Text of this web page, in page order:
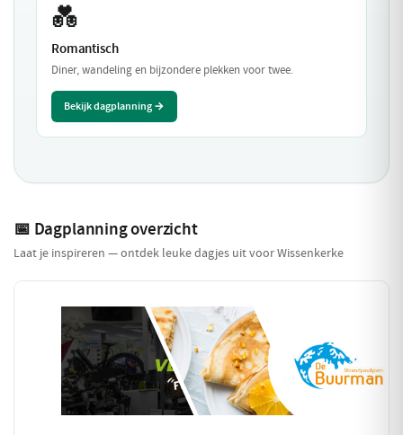
💑
Romantisch
Diner, wandeling en bijzondere plekken voor twee.
Bekijk dagplanning →
📅 Dagplanning overzicht
Laat je inspireren — ontdek leuke dagjes uit voor Wissenkerke